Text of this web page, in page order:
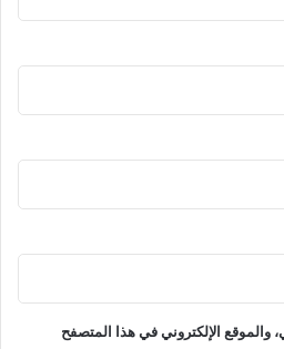
والموقع الإلكتروني في هذا المتصفح